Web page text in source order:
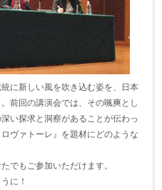
に新しい風を吹き込む姿を、日本
前回の講演会では、その颯爽とし
い探求と洞察があることが伝わっ
ヴァトーレ』を題材にどのような
でもご参加いただけます。
に！